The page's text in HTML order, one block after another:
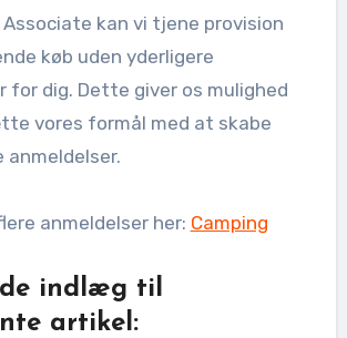
Associate kan vi tjene provision
køb uden yderligere
for dig. Dette giver os mulighed
vores formål med at skabe
anmeldelser.
anmeldelser her: Camping
indlæg til
artikel: